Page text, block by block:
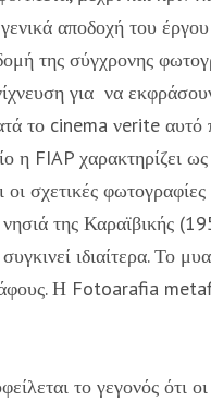
αποδοχή του
της σύγχρονης
για να
το cinema νerite
η FIAP χαρακτηρίζει
σχετικές
της Καραϊβικής
ιδιαίτερα. Το
Η Fotoarafia
το γεγονός